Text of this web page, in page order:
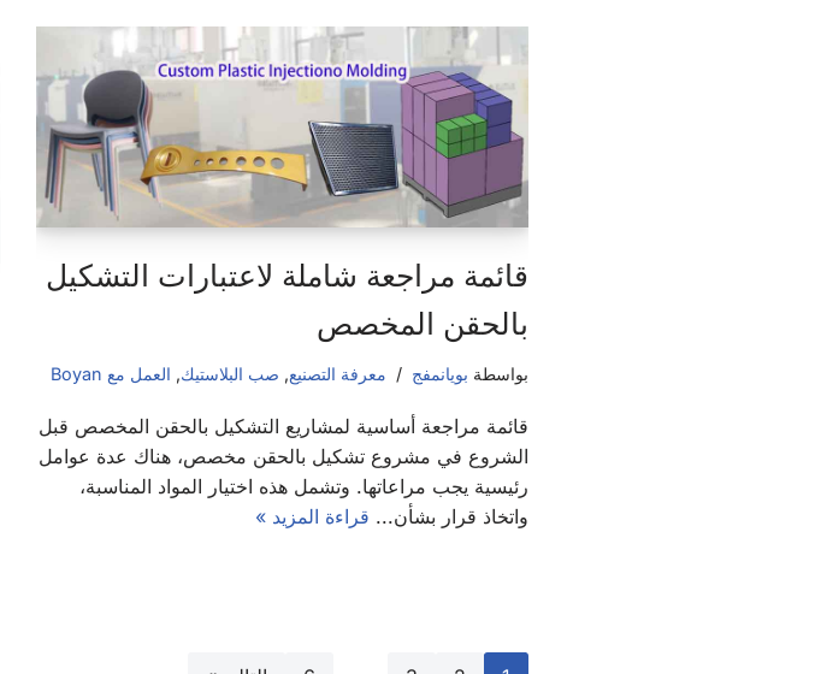
قائمة مراجعة شاملة لاعتبارات التشكيل
بالحقن المخصص
بواسطة بويانمفج معرفة التصنيع, صب البلاستيك, العمل مع Boyan
قائمة مراجعة أساسية لمشاريع التشكيل بالحقن المخصص قبل
الشروع في مشروع تشكيل بالحقن مخصص، هناك عدة عوامل
رئيسية يجب مراعاتها. وتشمل هذه اختيار المواد المناسبة،
واتخاذ قرار بشأن... قراءة المزيد »